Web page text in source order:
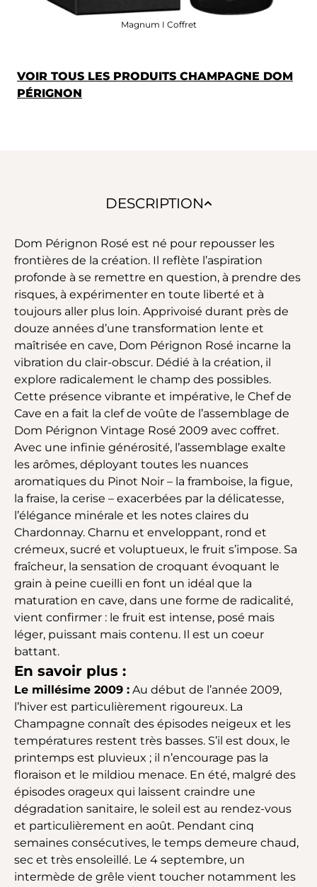
Magnum I Coffret
VOIR TOUS LES PRODUITS CHAMPAGNE DOM
PÉRIGNON
DESCRIPTION
Dom Pérignon Rosé est né pour repousser les
frontières de la création. Il reflète l’aspiration
profonde à se remettre en question, à prendre des
risques, à expérimenter en toute liberté et à
toujours aller plus loin. Apprivoisé durant près de
douze années d’une transformation lente et
maîtrisée en cave, Dom Pérignon Rosé incarne la
vibration du clair-obscur. Dédié à la création, il
explore radicalement le champ des possibles.
Cette présence vibrante et impérative, le Chef de
Cave en a fait la clef de voûte de l’assemblage de
Dom Pérignon Vintage Rosé 2009 avec coffret.
Avec une infinie générosité, l’assemblage exalte
les arômes, déployant toutes les nuances
aromatiques du Pinot Noir – la framboise, la figue,
la fraise, la cerise – exacerbées par la délicatesse,
l’élégance minérale et les notes claires du
Chardonnay. Charnu et enveloppant, rond et
crémeux, sucré et voluptueux, le fruit s’impose. Sa
fraîcheur, la sensation de croquant évoquant le
grain à peine cueilli en font un idéal que la
maturation en cave, dans une forme de radicalité,
vient confirmer : le fruit est intense, posé mais
léger, puissant mais contenu. Il est un coeur
battant.
En savoir plus :
Le millésime 2009 : Au début de l’année 2009,
l’hiver est particulièrement rigoureux. La
Champagne connaît des épisodes neigeux et les
températures restent très basses. S’il est doux, le
printemps est pluvieux ; il n’encourage pas la
floraison et le mildiou menace. En été, malgré des
épisodes orageux qui laissent craindre une
dégradation sanitaire, le soleil est au rendez-vous
et particulièrement en août. Pendant cinq
semaines consécutives, le temps demeure chaud,
sec et très ensoleillé. Le 4 septembre, un
intermède de grêle vient toucher notamment les